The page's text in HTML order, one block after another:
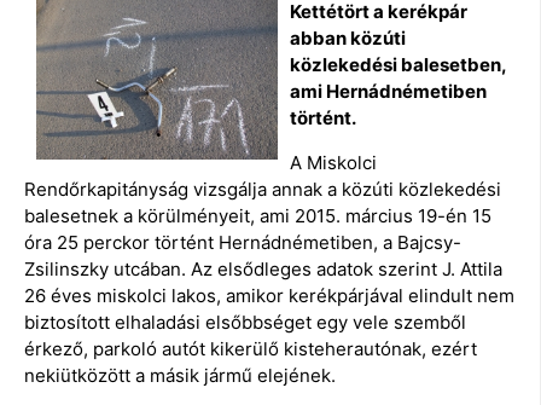
Kettétört a kerékpár
abban közúti
közlekedési balesetben,
ami Hernádnémetiben
történt.
A Miskolci
Rendőrkapitányság vizsgálja annak a közúti közlekedési
balesetnek a körülményeit, ami 2015. március 19-én 15
óra 25 perckor történt Hernádnémetiben, a Bajcsy-
Zsilinszky utcában. Az elsődleges adatok szerint J. Attila
26 éves miskolci lakos, amikor kerékpárjával elindult nem
biztosított elhaladási elsőbbséget egy vele szemből
érkező, parkoló autót kikerülő kisteherautónak, ezért
nekiütközött a másik jármű elejének.